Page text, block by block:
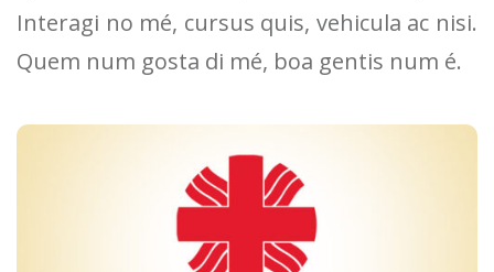
Interagi no mé, cursus quis, vehicula ac nisi.
Quem num gosta di mé, boa gentis num é.